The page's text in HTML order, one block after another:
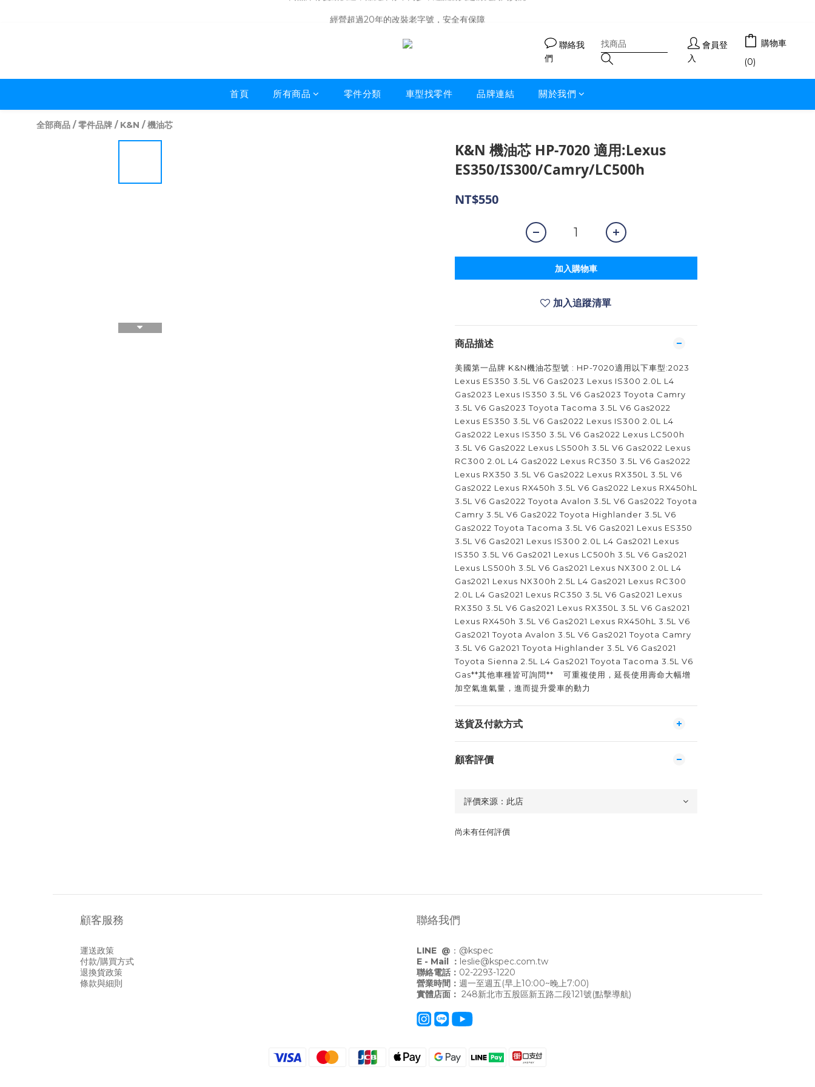
聯絡我
們
會員登
入
購物車
(0)
首頁 所有商品 零件分類 車型找零件 品牌連結 關於我們
全部商品 /零件品牌 / K&N /機油芯
K&N 機油芯 HP-7020 適用:Lexus
ES350/IS300/Camry/LC500h
NT$550
加入購物車
加入追蹤清單
商品描述
美國第一品牌 K&N機油芯型號 : HP-7020適用以下車型:2023
Lexus ES350 3.5L V6 Gas2023 Lexus IS300 2.0L L4
Gas2023 Lexus IS350 3.5L V6 Gas2023 Toyota Camry
3.5L V6 Gas2023 Toyota Tacoma 3.5L V6 Gas2022
Lexus ES350 3.5L V6 Gas2022 Lexus IS300 2.0L L4
Gas2022 Lexus IS350 3.5L V6 Gas2022 Lexus LC500h
3.5L V6 Gas2022 Lexus LS500h 3.5L V6 Gas2022 Lexus
RC300 2.0L L4 Gas2022 Lexus RC350 3.5L V6 Gas2022
Lexus RX350 3.5L V6 Gas2022 Lexus RX350L 3.5L V6
Gas2022 Lexus RX450h 3.5L V6 Gas2022 Lexus RX450hL
3.5L V6 Gas2022 Toyota Avalon 3.5L V6 Gas2022 Toyota
Camry 3.5L V6 Gas2022 Toyota Highlander 3.5L V6
Gas2022 Toyota Tacoma 3.5L V6 Gas2021 Lexus ES350
3.5L V6 Gas2021 Lexus IS300 2.0L L4 Gas2021 Lexus
IS350 3.5L V6 Gas2021 Lexus LC500h 3.5L V6 Gas2021
Lexus LS500h 3.5L V6 Gas2021 Lexus NX300 2.0L L4
Gas2021 Lexus NX300h 2.5L L4 Gas2021 Lexus RC300
2.0L L4 Gas2021 Lexus RC350 3.5L V6 Gas2021 Lexus
RX350 3.5L V6 Gas2021 Lexus RX350L 3.5L V6 Gas2021
Lexus RX450h 3.5L V6 Gas2021 Lexus RX450hL 3.5L V6
Gas2021 Toyota Avalon 3.5L V6 Gas2021 Toyota Camry
3.5L V6 Ga2021 Toyota Highlander 3.5L V6 Gas2021
Toyota Sienna 2.5L L4 Gas2021 Toyota Tacoma 3.5L V6
Gas**其他車種皆可詢問** 可重複使用，延長使用壽命大幅增
加空氣進氣量，進而提升愛車的動力
送貨及付款方式
顧客評價
尚未有任何評價
顧客服務
運送政策
付款/購買方式
退換貨政策
條款與細則
聯絡我們
LINE @ ： @kspec
E - Mail ： leslie@kspec.com.tw
聯絡電話： 02-2293-1220
營業時間： 週一至週五(早上10:00~晚上7:00)
實體店面： 248新北市五股區新五路二段121號(點擊導航)